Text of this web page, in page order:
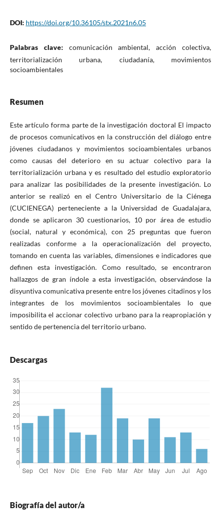
DOI: https://doi.org/10.36105/stx.2021n6.05
Palabras clave: comunicación ambiental, acción colectiva,
territorialización urbana, ciudadanía, movimientos
socioambientales
Resumen
Este artículo forma parte de la investigación doctoral El impacto
de procesos comunicativos en la construcción del diálogo entre
jóvenes ciudadanos y movimientos socioambientales urbanos
como causas del deterioro en su actuar colectivo para la
territorialización urbana y es resultado del estudio exploratorio
para analizar las posibilidades de la presente investigación. Lo
anterior se realizó en el Centro Universitario de la Ciénega
(CUCIENEGA) perteneciente a la Universidad de Guadalajara,
donde se aplicaron 30 cuestionarios, 10 por área de estudio
(social, natural y económica), con 25 preguntas que fueron
realizadas conforme a la operacionalización del proyecto,
tomando en cuenta las variables, dimensiones e indicadores que
definen esta investigación. Como resultado, se encontraron
hallazgos de gran índole a esta investigación, observándose la
disyuntiva comunicativa presente entre los jóvenes citadinos y los
integrantes de los movimientos socioambientales lo que
imposibilita el accionar colectivo urbano para la reapropiación y
sentido de pertenencia del territorio urbano.
Descargas
Biografía del autor/a